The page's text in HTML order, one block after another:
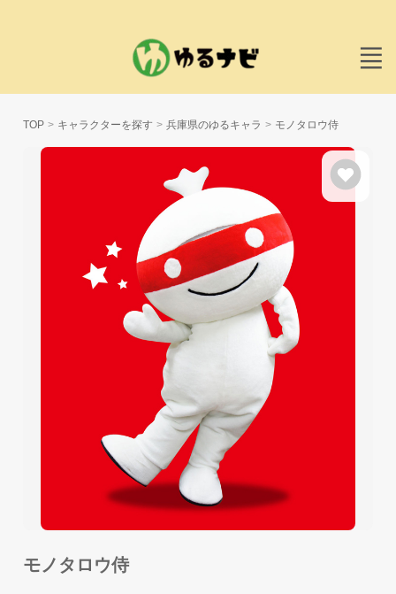
TOP キャラクターを探す 兵庫県のゆるキャラ モノタロウ侍
モノタロウ侍